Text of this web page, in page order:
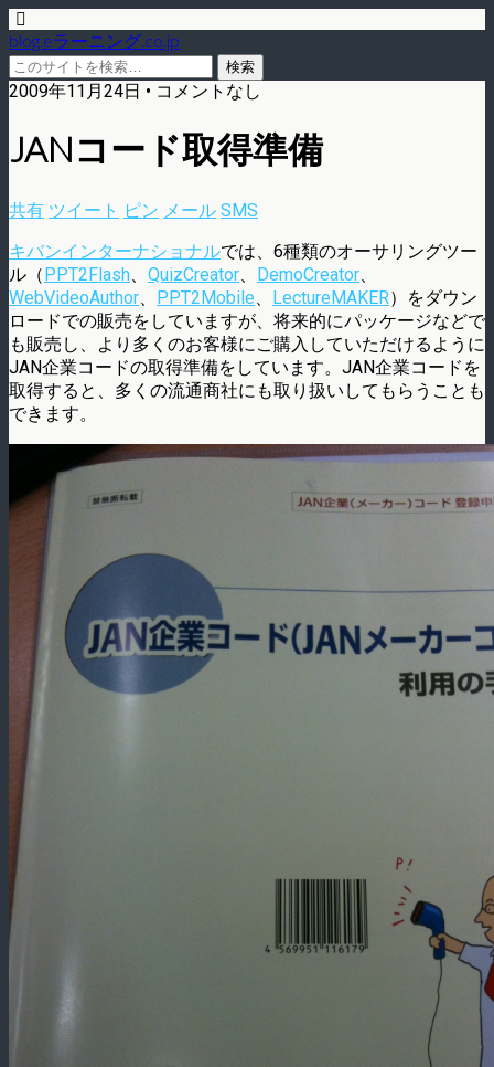
blog.eラーニング.co.jp
2009年11月24日 • コメントなし
JANコード取得準備
共有 ツイート ピン メール SMS
キバンインターナショナルでは、6種類のオーサリングツー
ル（PPT2Flash、 QuizCreator、 DemoCreator、
WebVideoAuthor、 PPT2Mobile、 LectureMAKER）をダウン
ロードでの販売をしていますが、将来的にパッケージなどで
も販売し、より多くのお客様にご購入していただけるように
JAN企業コードの取得準備をしています。JAN企業コードを
取得すると、多くの流通商社にも取り扱いしてもらうことも
できます。